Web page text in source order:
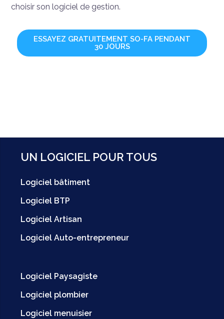
choisir son logiciel de gestion.
ESSAYEZ GRATUITEMENT SO-FA PENDANT
30 JOURS
UN LOGICIEL POUR TOUS
Logiciel bâtiment
Logiciel BTP
Logiciel Artisan
Logiciel Auto-entrepreneur
Logiciel Paysagiste
Logiciel plombier
Logiciel menuisier